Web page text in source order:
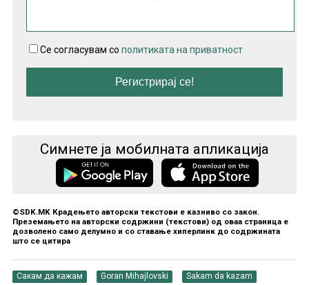
Се согласувам со политиката на приватност
Симнете ја мобилната апликација
©SDK.MK Крадењето авторски текстови е казниво со закон.
Преземањето на авторски содржини (текстови) од оваа страница е
дозволено само делумно и со ставање хиперлинк до содржината
што се цитира
Сакам да кажам Goran Mihajlovski Sakam da kazam